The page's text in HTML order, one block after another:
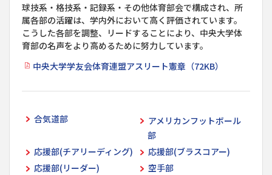
球技系・格技系・記録系・その他体育部会で構成され、所
属各部の活躍は、学内外において高く評価されています。
こうした各部を調整、リードすることにより、中央大学体
育部の名声をより高めるために努力しています。
中央大学学友会体育連盟アスリート憲章（72KB）
合気道部
アメリカンフットボール
部
応援部(チアリーディング)
応援部(ブラスコアー)
応援部(リーダー)
空手部